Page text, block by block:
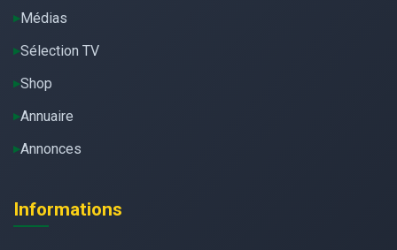
Médias
Sélection TV
Shop
Annuaire
Annonces
Informations